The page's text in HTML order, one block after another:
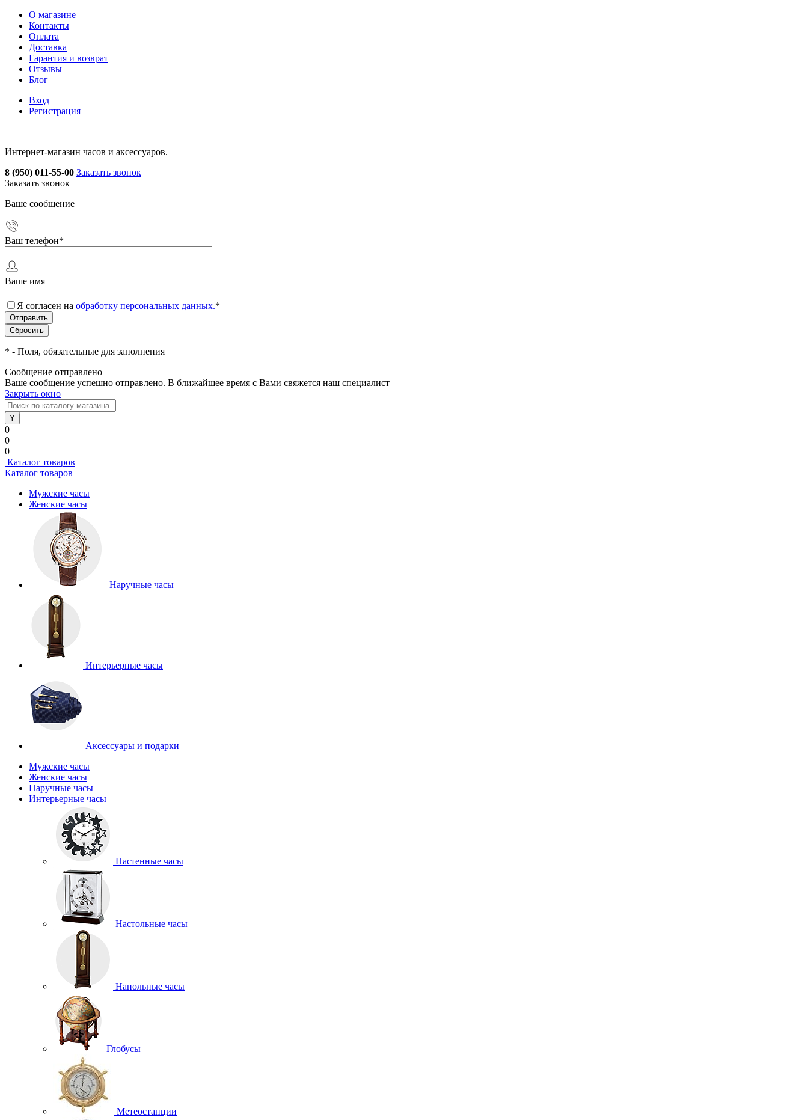
О магазине
Контакты
Оплата
Доставка
Гарантия и возврат
Отзывы
Блог
Вход
Регистрация
Интернет-магазин часов и аксессуаров.
8 (950) 011-55-00 Заказать звонок
Заказать звонок
Ваше сообщение
Ваш телефон*
Ваше имя
Я согласен на обработку персональных данных.*
* - Поля, обязательные для заполнения
Сообщение отправлено
Ваше сообщение успешно отправлено. В ближайшее время с Вами свяжется наш специалист
Закрыть окно
0
0
0
Каталог товаров
Каталог товаров
Мужские часы
Женские часы
Наручные часы
Интерьерные часы
Аксессуары и подарки
Мужские часы
Женские часы
Наручные часы
Интерьерные часы
Настенные часы
Настольные часы
Напольные часы
Глобусы
Метеостанции